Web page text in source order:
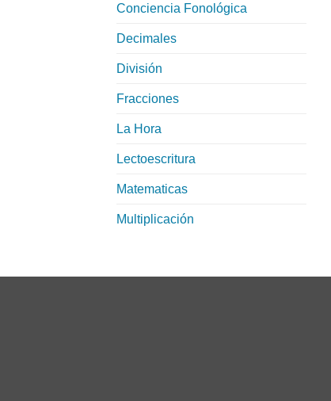
Conciencia Fonológica
Decimales
División
Fracciones
La Hora
Lectoescritura
Matematicas
Multiplicación